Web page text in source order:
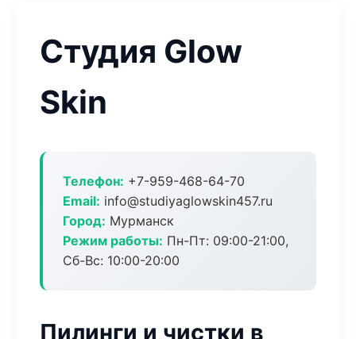
Студия Glow
Skin
Телефон: +7-959-468-64-70
Email: info@studiyaglowskin457.ru
Город: Мурманск
Режим работы: Пн-Пт: 09:00-21:00,
Сб-Вс: 10:00-20:00
Пилинги и чистки в